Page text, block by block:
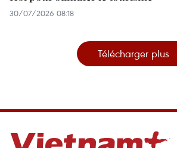
30/07/2026 08:18
Télécharger plus